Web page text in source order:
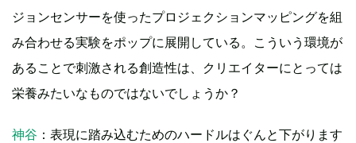
ジョンセンサーを使ったプロジェクションマッピングを組
み合わせる実験をポップに展開している。こういう環境が
あることで刺激される創造性は、クリエイターにとっては
栄養みたいなものではないでしょうか？
神谷 ：表現に踏み込むためのハードルはぐんと下がります